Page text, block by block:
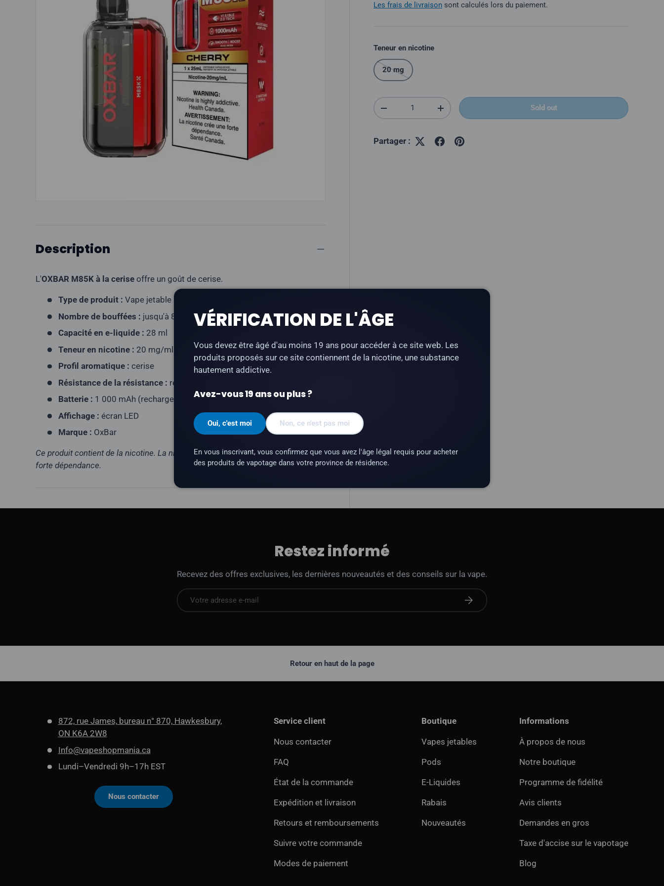
Les frais de livraison sont calculés lors du paiement.
Teneur en nicotine
20 mg
Quantité
Réduire la quantitéAugmenter la quantité Sold out
Partager :
Description
L'OXBAR M85K à la cerise offre un goût de cerise.
Type de produit : Vape jetable rechargeable)
Nombre de bouffées : jusqu'à 85 000
Capacité en e-liquide : 28 ml
Teneur en nicotine : 20 mg/ml
Profil aromatique : cerise
Résistance de la résistance : résistance maillée
Batterie : 1 000 mAh (rechargeable via USB-C)
Affichage : écran LED
Marque : OxBar
Ce produit contient de la nicotine. La nicotine est une substance qui crée une
forte dépendance.
Restez informé
Recevez des offres exclusives, les dernières nouveautés et des conseils sur la vape.
E-mail S'abonner
VÉRIFICATION DE L'ÂGE
Vous devez être âgé d'au moins 19 ans pour accéder à ce site web. Les
produits proposés sur ce site contiennent de la nicotine, une substance
hautement addictive.
Avez-vous 19 ans ou plus ?
Oui, c'est moi Non, ce n'est pas moi
En vous inscrivant, vous confirmez que vous avez l'âge légal requis pour acheter
des produits de vapotage dans votre province de résidence.
Retour en haut de la page
872, rue James, bureau n° 870, Hawkesbury,
ON K6A 2W8
Info@vapeshopmania.ca
Lundi–Vendredi 9h–17h EST
Nous contacter
Service client
Nous contacter
FAQ
État de la commande
Expédition et livraison
Retours et remboursements
Suivre votre commande
Modes de paiement
Boutique
Vapes jetables
Pods
E-Liquides
Rabais
Nouveautés
Informations
À propos de nous
Notre boutique
Programme de fidélité
Avis clients
Demandes en gros
Taxe d'accise sur le vapotage
Blog